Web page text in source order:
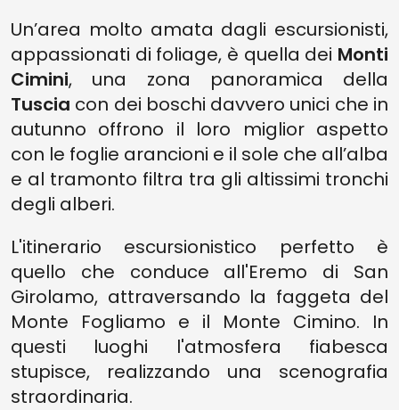
Un’area molto amata dagli escursionisti,
appassionati di foliage, è quella dei Monti
Cimini, una zona panoramica della
Tuscia con dei boschi davvero unici che in
autunno offrono il loro miglior aspetto
con le foglie arancioni e il sole che all’alba
e al tramonto filtra tra gli altissimi tronchi
degli alberi.
L'itinerario escursionistico perfetto è
quello che conduce all'Eremo di San
Girolamo, attraversando la faggeta del
Monte Fogliamo e il Monte Cimino. In
questi luoghi l'atmosfera fiabesca
stupisce, realizzando una scenografia
straordinaria.